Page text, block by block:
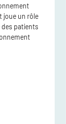
joue un rôle
des patients